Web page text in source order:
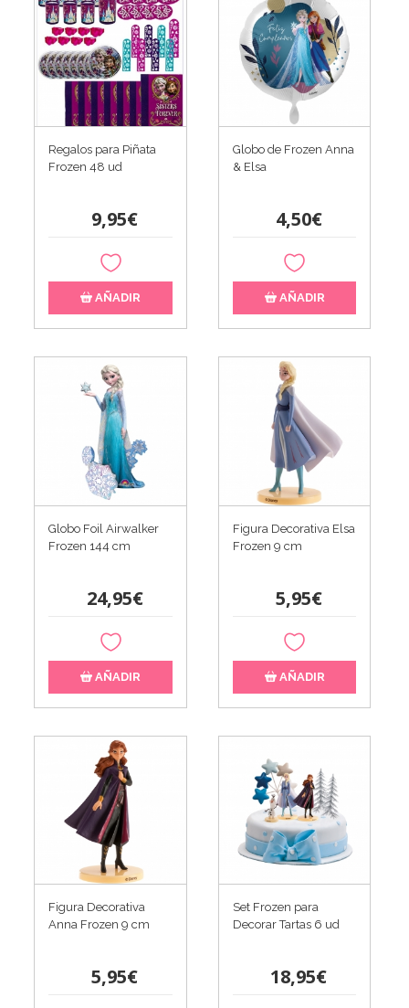
Regalos para Piñata
Frozen 48 ud
9,95€
AÑADIR
Globo de Frozen Anna
& Elsa
4,50€
AÑADIR
Globo Foil Airwalker
Frozen 144 cm
24,95€
AÑADIR
Figura Decorativa Elsa
Frozen 9 cm
5,95€
AÑADIR
Figura Decorativa
Anna Frozen 9 cm
5,95€
Set Frozen para
Decorar Tartas 6 ud
18,95€